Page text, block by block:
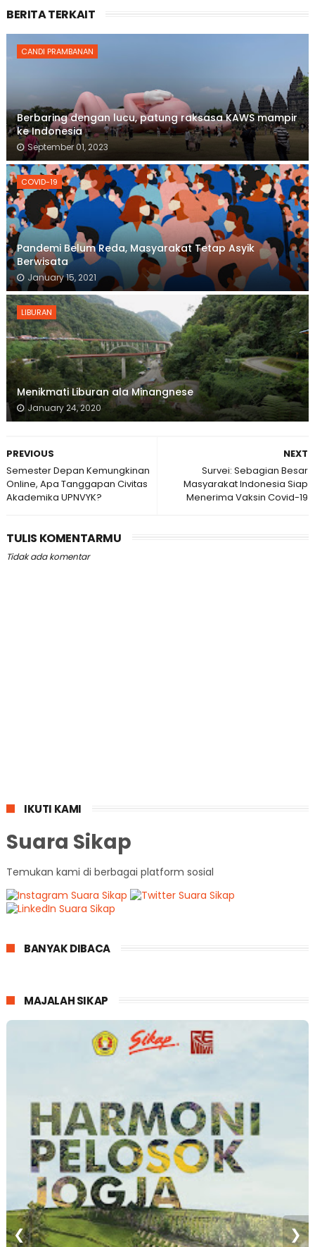
BERITA TERKAIT
CANDI PRAMBANAN
Berbaring dengan lucu, patung raksasa KAWS mampir
ke Indonesia
September 01, 2023
COVID-19
Pandemi Belum Reda, Masyarakat Tetap Asyik
Berwisata
January 15, 2021
LIBURAN
Menikmati Liburan ala Minangnese
January 24, 2020
NEXT
Survei: Sebagian Besar
Masyarakat Indonesia Siap
Menerima Vaksin Covid-19
PREVIOUS
Semester Depan Kemungkinan
Online, Apa Tanggapan Civitas
Akademika UPNVYK?
TULIS KOMENTARMU
Tidak ada komentar
IKUTI KAMI
Suara Sikap
Temukan kami di berbagai platform sosial
BANYAK DIBACA
MAJALAH SIKAP
❮ ❯